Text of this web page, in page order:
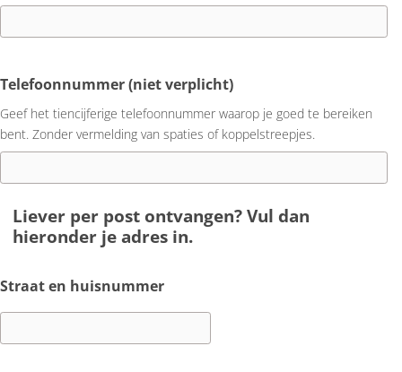
Telefoonnummer (niet verplicht)
Geef het tiencijferige telefoonnummer waarop je goed te bereiken
bent. Zonder vermelding van spaties of koppelstreepjes.
Liever per post ontvangen? Vul dan
hieronder je adres in.
Straat en huisnummer